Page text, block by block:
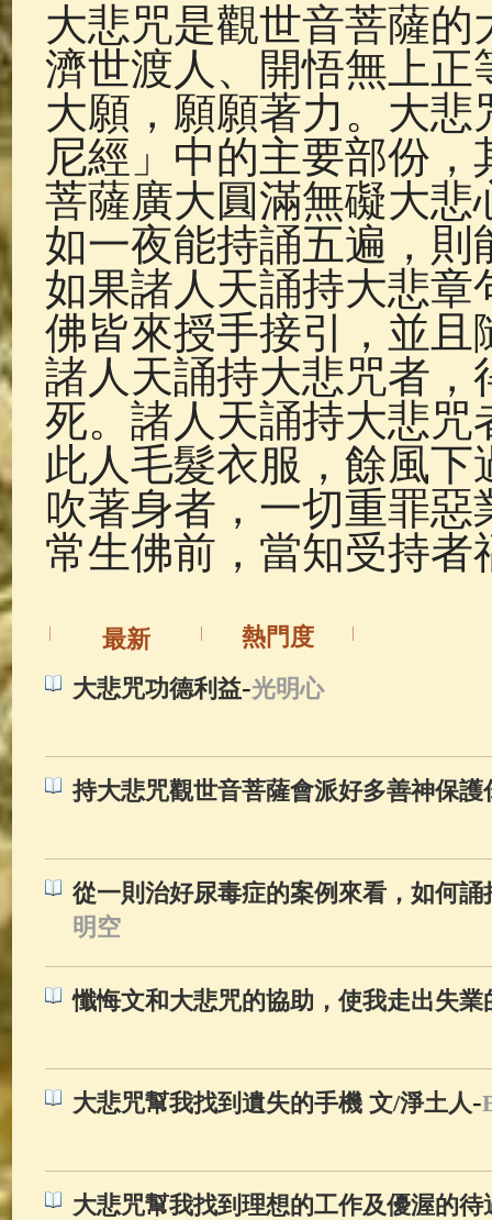
佛典故事(37) 佛說療痔(腫瘤)
大悲咒是觀世音菩薩
濟世渡人、開悟無上
大願，願願著力。大
尼經」中的主要部份
菩薩廣大圓滿無礙大
如一夜能持誦五遍，
如果諸人天誦持大悲
佛皆來授手接引，並
諸人天誦持大悲咒者
死。諸人天誦持大悲
此人毛髮衣服，餘風
吹著身者，一切重罪
常生佛前，當知受持者
最新
熱門度
大悲咒功德利益-光明心
持大悲咒觀世音菩薩會派好多善神保護
從一則治好尿毒症的案例來看，如何
明空
懺悔文和大悲咒的協助，使我走出失業
大悲咒幫我找到遺失的手機 文/淨土人-
大悲咒幫我找到理想的工作及優渥的待